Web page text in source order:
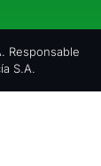
Responsable
S.A.